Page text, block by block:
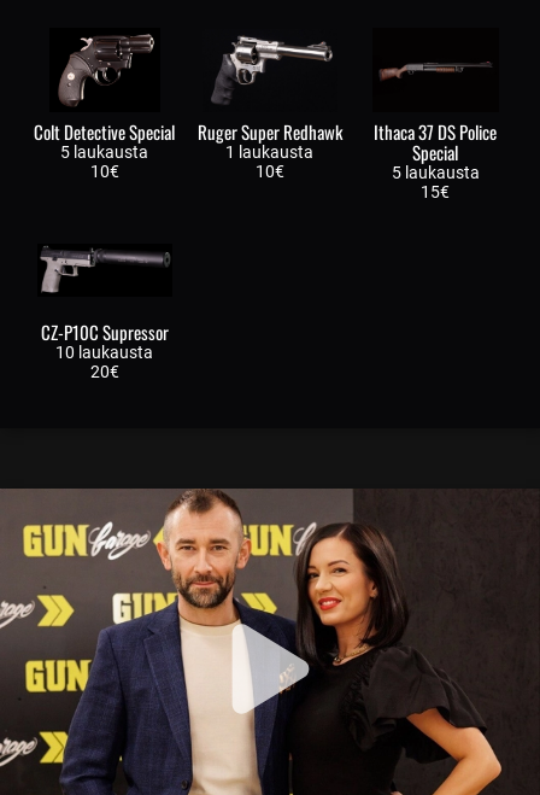
Colt Detective Special
5 laukausta
10€
Ruger Super Redhawk
1 laukausta
10€
Ithaca 37 DS Police
Special
5 laukausta
15€
CZ-P10C Supressor
10 laukausta
20€